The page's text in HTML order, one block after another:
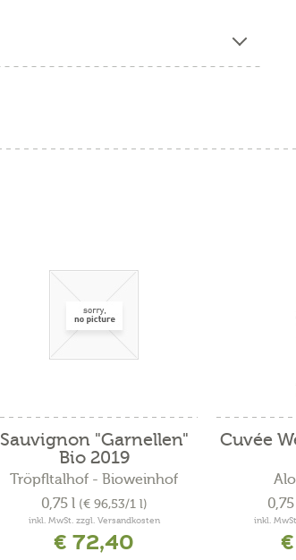
Sauvignon "Garnellen"
Bio 2019
Tröpfltalhof - Bioweinhof
0,75 l (€ 96,53/1 l)
inkl. MwSt. zzgl. Versandkosten
€ 72,40
Cuvée
inkl.